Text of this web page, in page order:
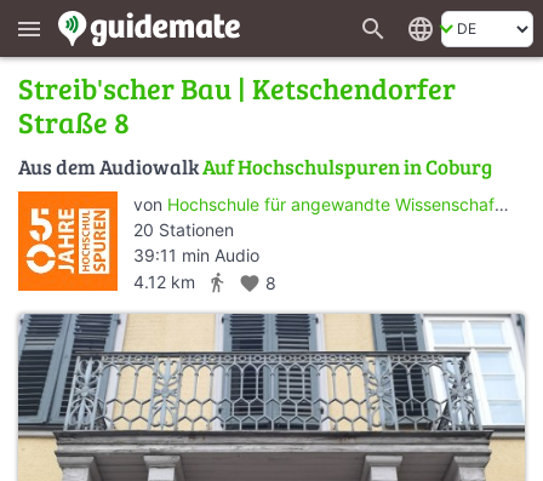
menu search language
Streib'scher Bau | Ketschendorfer
Straße 8
Aus dem AudiowalkAuf Hochschulspuren in Coburg
von Hochschule für angewandte Wissenschaften Coburg
20 Stationen
39:11 min Audio
4.12 km
directions_walk favorite 8